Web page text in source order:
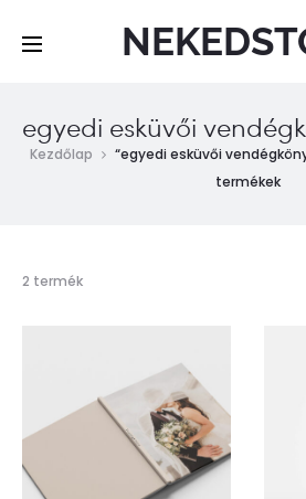
egyedi esküvői
Kezdőlap
“egyedi esküvői
termékek
2 termékMind
megjelenítve